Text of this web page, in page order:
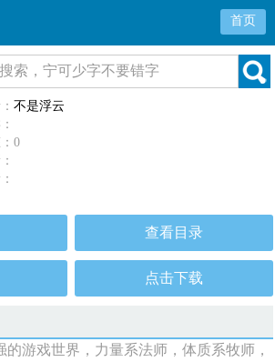
首页
不是浮云
0
查看目录
点击下载
游戏世界，力量系法师，体质系牧师，